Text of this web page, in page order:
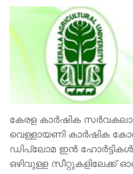
കേരള കാർഷിക
വെള്ളായണി കാർഷിക
ഡിപ്ലോമ ഇൻ
ഒഴിവുള്ള